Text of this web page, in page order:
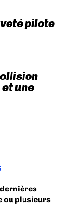
pilote
une
dernières
ou plusieurs